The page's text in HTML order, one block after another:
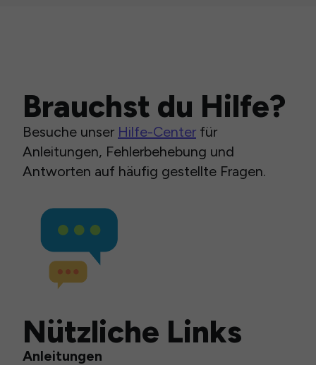
Brauchst du Hilfe?
Besuche unser Hilfe-Center für
Anleitungen, Fehlerbehebung und
Antworten auf häufig gestellte Fragen.
Nützliche Links
Anleitungen